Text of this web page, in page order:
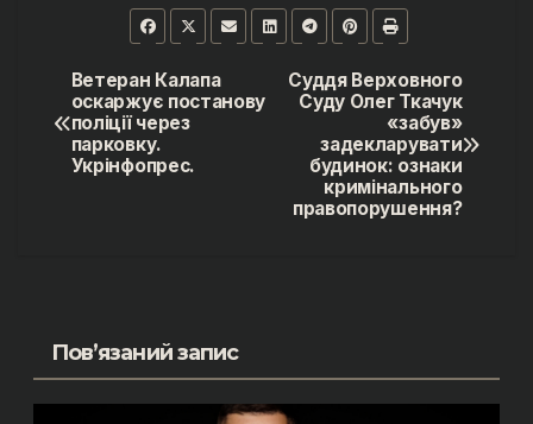
Навігація
записів
Суддя Верховного
Суду Олег Ткачук
«забув»
задекларувати
будинок: ознаки
кримінального
правопорушення?
Ветеран Калапа
оскаржує постанову
поліції через
парковку.
Укрінфопрес.
Пов’язаний запис